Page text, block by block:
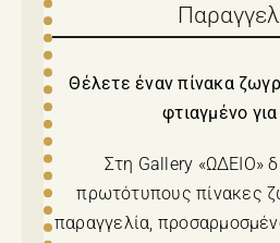
Θέλετε έναν πίνακα
φτιαγμένο
Στη Gallery «ΩΔΕΙΟ»
πρωτότυπους πίνακες
παραγγελία,